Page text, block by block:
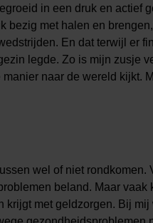
in een druk en actief
met halen en
En dat terwijl er
legde. Zo is mijn zusje
naar de wereld kijkt.
wel of niet rondkomen.
beland. Maar vaak
krijgt met geldzorgen. Bij mij